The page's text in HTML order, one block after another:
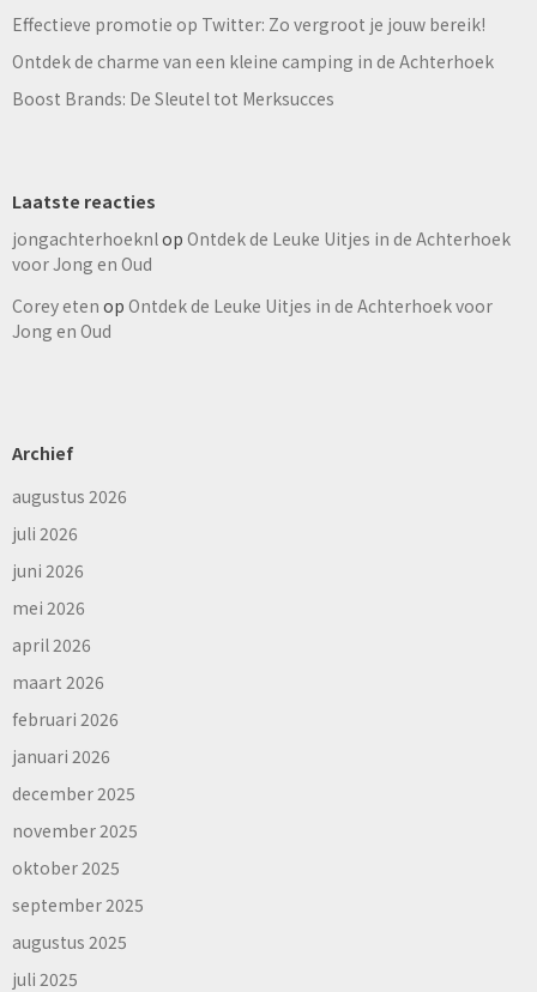
Effectieve promotie op Twitter: Zo vergroot je jouw bereik!
Ontdek de charme van een kleine camping in de Achterhoek
Boost Brands: De Sleutel tot Merksucces
Laatste reacties
jongachterhoeknl op Ontdek de Leuke Uitjes in de Achterhoek
voor Jong en Oud
Corey eten op Ontdek de Leuke Uitjes in de Achterhoek voor
Jong en Oud
Archief
augustus 2026
juli 2026
juni 2026
mei 2026
april 2026
maart 2026
februari 2026
januari 2026
december 2025
november 2025
oktober 2025
september 2025
augustus 2025
juli 2025